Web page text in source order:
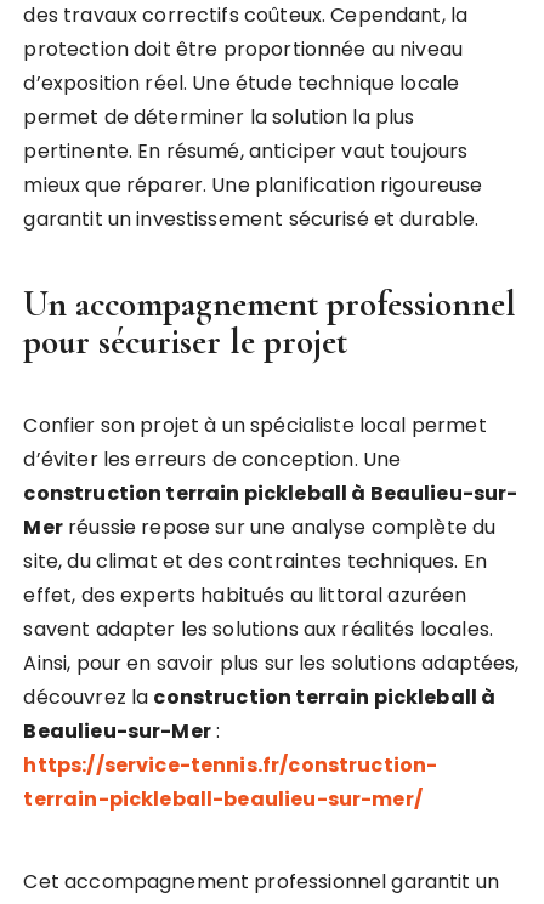
des travaux correctifs coûteux. Cependant, la
protection doit être proportionnée au niveau
d’exposition réel. Une étude technique locale
permet de déterminer la solution la plus
pertinente. En résumé, anticiper vaut toujours
mieux que réparer. Une planification rigoureuse
garantit un investissement sécurisé et durable.
Un accompagnement professionnel
pour sécuriser le projet
Confier son projet à un spécialiste local permet
d’éviter les erreurs de conception. Une
construction terrain pickleball à Beaulieu-sur-
Merréussie repose sur une analyse complète du
site, du climat et des contraintes techniques. En
effet, des experts habitués au littoral azuréen
savent adapter les solutions aux réalités locales.
Ainsi, pour en savoir plus sur les solutions adaptées,
découvrez la construction terrain pickleball à
Beaulieu-sur-Mer:
https://service-tennis.fr/construction-
terrain-pickleball-beaulieu-sur-mer/
Cet accompagnement professionnel garantit un